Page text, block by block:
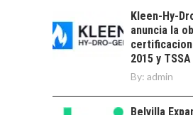
Minería chilena:
pilar estratégico
el reto ineludible
CAPITAL DE
Kleen-Hy-
anuncia la
2015 y TSSA
By: admin
Belvilla